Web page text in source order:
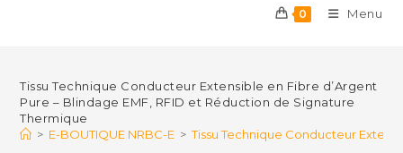
0 Menu
Tissu Technique Conducteur Extensible en Fibre d’Argent
Pure – Blindage EMF, RFID et Réduction de Signature
Thermique
> E-BOUTIQUE NRBC-E > Tissu Technique Conducteur